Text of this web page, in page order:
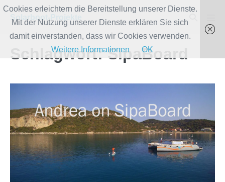
Zum
Inhalt
springen
Solarboot-Projekte
Schalter
Schlagwort:SipaBoard
Elektroantrieb
Cookies erleichtern die Bereitstellung unserer Dienste.
Mit der Nutzung unserer Dienste erklären Sie sich
damit einverstanden, dass wir Cookies verwenden.
Weitere Informationen
OK